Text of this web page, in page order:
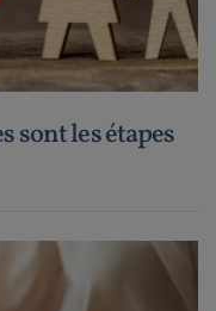
sont les étapes